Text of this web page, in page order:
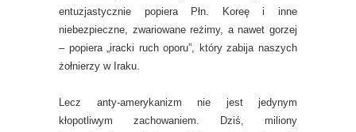
entuzjastycznie popiera Płn. Koreę i inne
niebezpieczne, zwariowane reżimy, a nawet gorzej
– popiera „iracki ruch oporu”, który zabija naszych
żołnierzy w Iraku.
Lecz anty-amerykanizm nie jest jedynym
kłopotliwym zachowaniem. Dziś, miliony